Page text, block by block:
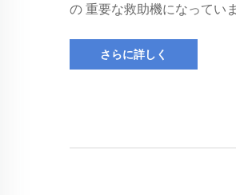
の 重要な救助機になってい
さらに詳しく